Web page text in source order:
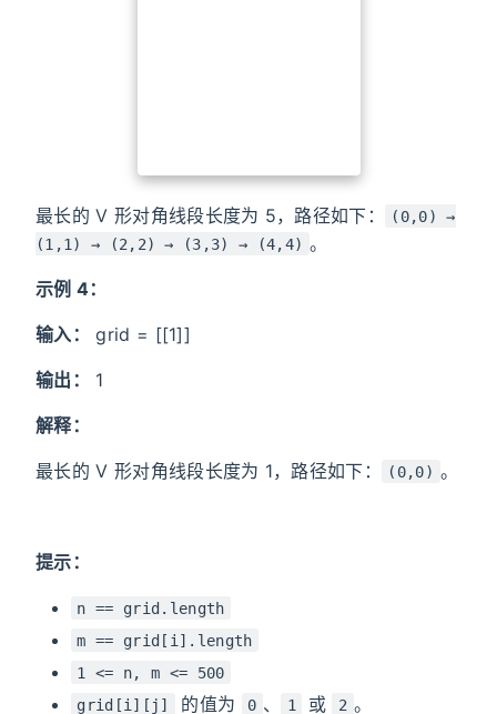
最长的 V 形对角线段长度为 5，路径如下：
(0,0) →
(1,1) → (2,2) → (3,3) → (4,4) 。
示例 4：
输入： grid = [[1]]
输出： 1
解释：
最长的 V 形对角线段长度为 1，路径如下： (0,0) 。
提示：
n == grid.length
m == grid[i].length
1 <= n, m <= 500
grid[i][j]
的值为 0 、 1 或 2 。